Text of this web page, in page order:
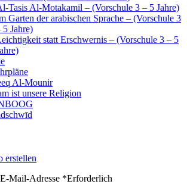
Tasis Al-Motakamil – (Vorschule 3 – 5 Jahre)
Garten der arabischen Sprache – (Vorschule 3
5 Jahre)
statt Erschwernis – (Vorschule 3 – 5
Al-Mounir
ist unsere Religion
erstellen
Mail-Adresse *Erforderlich